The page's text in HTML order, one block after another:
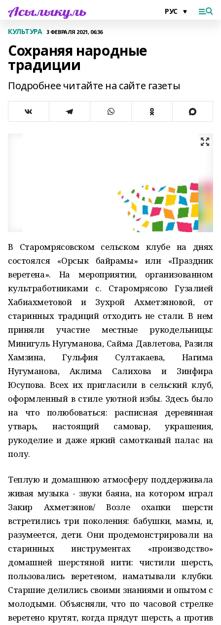
КУЛЬТУРА 3 ФЕВРАЛЯ 2021, 06:36
Сохраняя народные
традиции
Подробнее читайте на сайте газеты
В Старомрясовском сельском клубе на днях
состоялся «Орсык байрамы» или «Праздник
веретена». На мероприятии, организованном
культработниками с. Старомрясово Гузалией
Хабиахметовой и Зухрой Ахметзяновой, от
старинных традиций отходить не стали. В нем
приняли участие местные рукодельницы:
Минигуль Нугуманова, Сайма Давлетова, Разиля
Хамзина, Гульфия Султакаева, Нагима
Нугуманова, Аклима Салихова и Зинфира
Юсупова. Всех их пригласили в сельский клуб,
оформленный в стиле уютной избы. Здесь было
на что полюбоваться: расписная деревянная
утварь, настоящий самовар, украшения,
рукоделие и даже яркий самотканый палас на
полу.
Теплую и домашнюю атмосферу поддерживала
живая музыка - звуки баяна, на котором играл
Закир Ахметзянов/ Возле охапки шерсти
встретились три поколения: бабушки, мамы, и,
разумеется, дети. Они продемонстрировали на
старинных инструментах «производство»
домашней шерстяной нити: чистили шерсть,
пользовались веретеном, наматывали клубки.
Старшие делились своими знаниями и опытом с
молодыми. Объясняли, что по часовой стрелке
веретено крутят, когда прядут шерсть, а против